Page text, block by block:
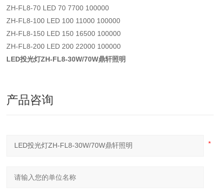
ZH-FL8-70 LED 70 7700 100000
ZH-FL8-100 LED 100 11000 100000
ZH-FL8-150 LED 150 16500 100000
ZH-FL8-200 LED 200 22000 100000
LED投光灯ZH-FL8-30W/70W鼎轩照明
产品咨询